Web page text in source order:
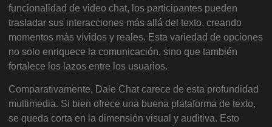
funcionalidad de video chat, los participantes pueden
trasladar sus interacciones más allá del texto, creando
momentos más vívidos y reales. Esta variedad de opciones
no solo enriquece la comunicación, sino que también
fortalece los lazos entre los usuarios.
Comparativamente, Dale Chat carece de esta profundidad
multimedia. Si bien ofrece una buena plataforma de texto,
se queda corta en la dimensión visual y auditiva. Esto